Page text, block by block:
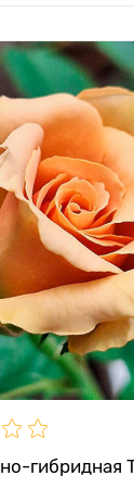
гибридная